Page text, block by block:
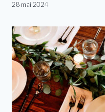
28 mai 2024